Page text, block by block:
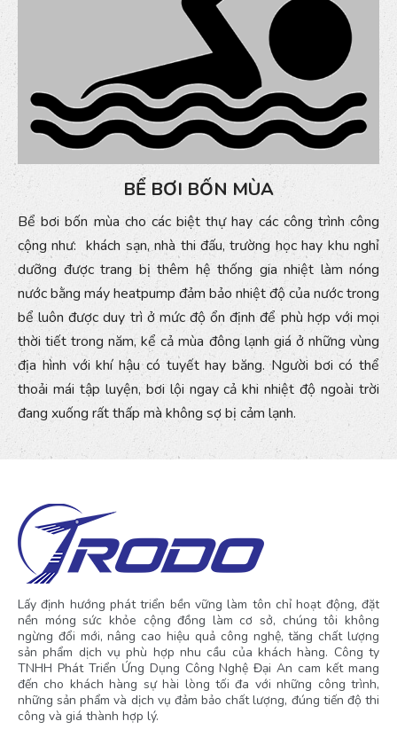
BỂ BƠI BỐN MÙA
Bể bơi bốn mùa cho các biệt thự hay các công trình công
cộng như: khách sạn, nhà thi đấu, trường học hay khu nghỉ
dưỡng được trang bị thêm hệ thống gia nhiệt làm nóng
nước bằng máy heatpump đảm bảo nhiệt độ của nước trong
bể luôn được duy trì ở mức độ ổn định để phù hợp với mọi
thời tiết trong năm, kể cả mùa đông lạnh giá ở những vùng
địa hình với khí hậu có tuyết hay băng. Người bơi có thể
thoải mái tập luyện, bơi lội ngay cả khi nhiệt độ ngoài trời
đang xuống rất thấp mà không sợ bị cảm lạnh.
Lấy định hướng phát triển bền vững làm tôn chỉ hoạt động, đặt
nền móng sức khỏe cộng đồng làm cơ sở, chúng tôi không
ngừng đổi mới, nâng cao hiệu quả công nghệ, tăng chất lượng
sản phẩm dịch vụ phù hợp nhu cầu của khách hàng. Công ty
TNHH Phát Triển Ứng Dụng Công Nghệ Đại An cam kết mang
đến cho khách hàng sự hài lòng tối đa với những công trình,
những sản phẩm và dịch vụ đảm bảo chất lượng, đúng tiến độ thi
công và giá thành hợp lý.